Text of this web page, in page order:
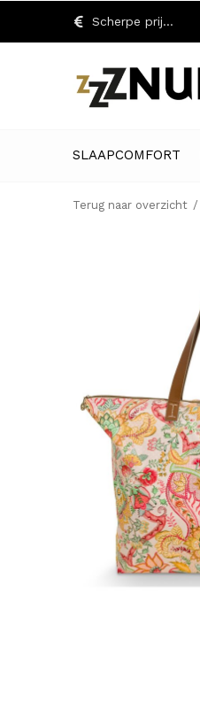
SLAAPCOMFORT
Scherpe prijzen!
Terug naar overzicht